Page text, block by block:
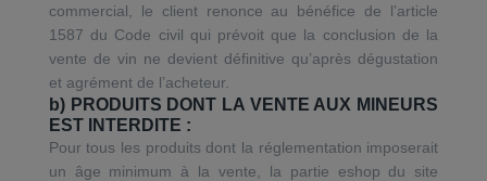
commercial, le client renonce au bénéfice de l’article
1587 du Code civil qui prévoit que la conclusion de la
vente de vin ne devient définitive qu’après dégustation
et agrément de l’acheteur.
b) PRODUITS DONT LA VENTE AUX MINEURS
EST INTERDITE :
Pour tous les produits dont la réglementation imposerait
un âge minimum à la vente, la partie eshop du site